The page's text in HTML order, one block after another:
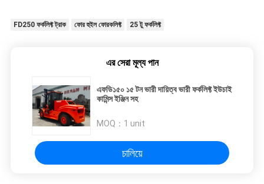
FD250 ফর্কলিফ্ট ট্রাক ফোর হুইল ফোরকলিফ্ট 25 টু ফর্কলিফ্ট
এর সেরা মূল্য পান
এফডি১৫০ ১৫ টন ভারী দায়িত্ব ভারী ফর্কলিফ্ট ইউচাই
কামিন্স ইঞ্জিন সহ
MOQ： 1 unit
চালিয়ে